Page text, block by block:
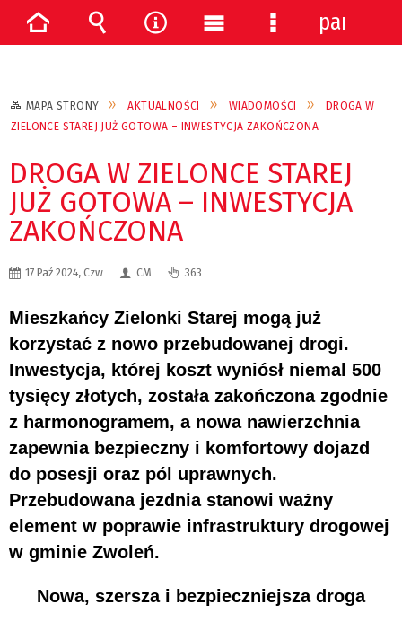
MAPA STRONY AKTUALNOŚCI WIADOMOŚCI
DROGA W
ZIELONCE STAREJ JUŻ GOTOWA – INWESTYCJA ZAKOŃCZONA
DROGA W ZIELONCE STAREJ
JUŻ GOTOWA – INWESTYCJA
ZAKOŃCZONA
17 Paź 2024, Czw CM 363
Mieszkańcy Zielonki Starej mogą już
korzystać z nowo przebudowanej drogi.
Inwestycja, której koszt wyniósł niemal 500
tysięcy złotych, została zakończona zgodnie
z harmonogramem, a nowa nawierzchnia
zapewnia bezpieczny i komfortowy dojazd
do posesji oraz pól uprawnych.
Przebudowana jezdnia stanowi ważny
element w poprawie infrastruktury drogowej
w gminie Zwoleń.
Nowa, szersza i bezpieczniejsza droga
StronaWyszukiwarka
Narzędzia
Menu Menu
panel